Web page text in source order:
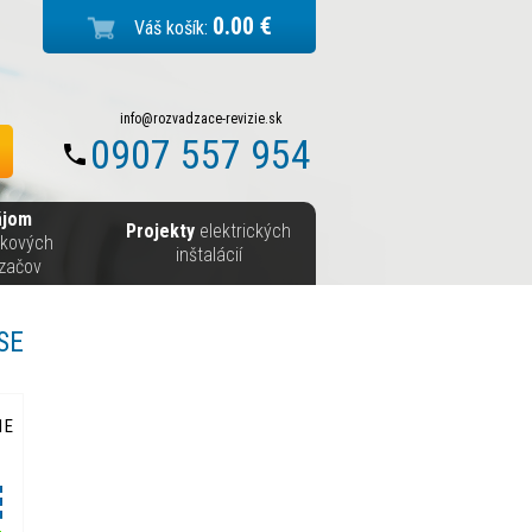
Váš košík: 0.00 €
info@rozvadzace-revizie.sk
0907 557 954
Projekty elektrických
inštalácií